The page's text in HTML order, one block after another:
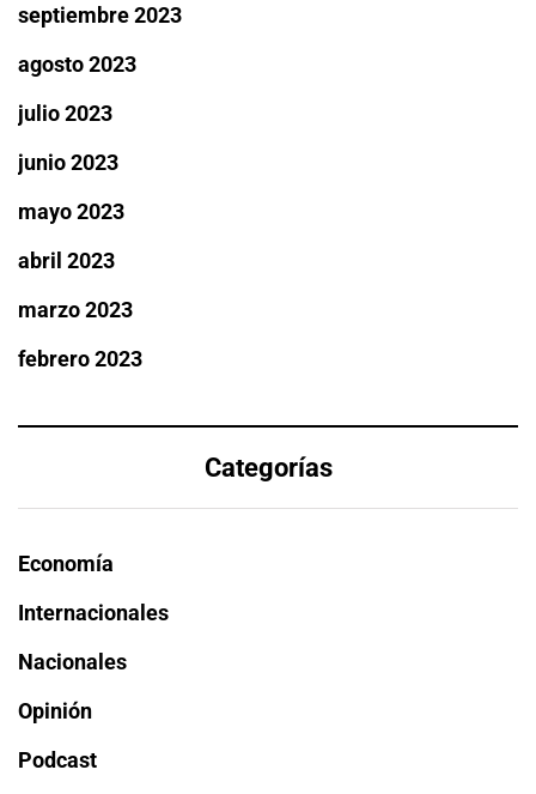
septiembre 2023
agosto 2023
julio 2023
junio 2023
mayo 2023
abril 2023
marzo 2023
febrero 2023
Categorías
Economía
Internacionales
Nacionales
Opinión
Podcast